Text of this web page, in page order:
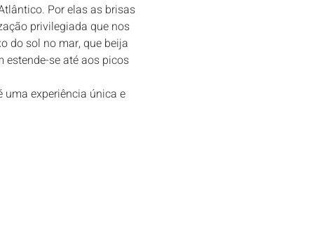
Por elas as brisas
privilegiada que nos
do sol no mar, que beija
estende-se até aos picos
uma experiência única e